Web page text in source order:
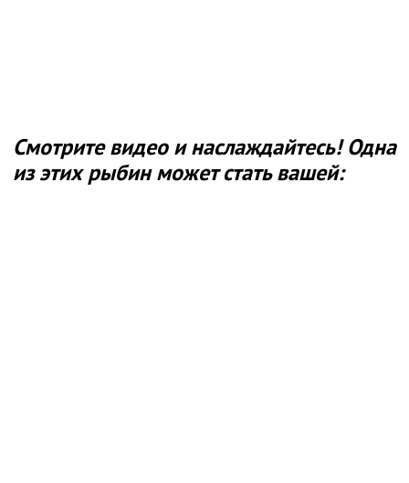
Смотрите видео и наслаждайтесь! Одна
из этих рыбин может стать вашей: